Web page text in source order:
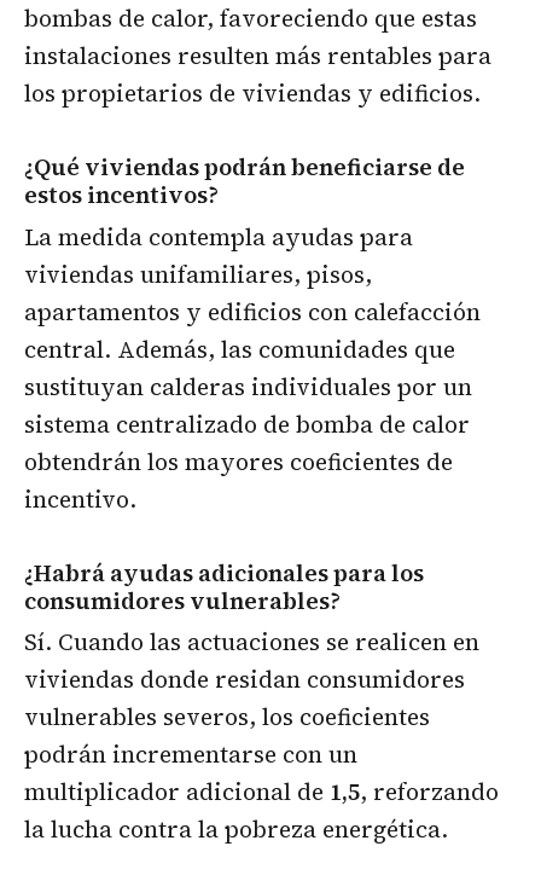
bombas de calor, favoreciendo que estas
instalaciones resulten más rentables para
los propietarios de viviendas y edificios.
¿Qué viviendas podrán beneficiarse de
estos incentivos?
La medida contempla ayudas para
viviendas unifamiliares, pisos,
apartamentos y edificios con calefacción
central. Además, las comunidades que
sustituyan calderas individuales por un
sistema centralizado de bomba de calor
obtendrán los mayores coeficientes de
incentivo.
¿Habrá ayudas adicionales para los
consumidores vulnerables?
Sí. Cuando las actuaciones se realicen en
viviendas donde residan consumidores
vulnerables severos, los coeficientes
podrán incrementarse con un
multiplicador adicional de 1,5, reforzando
la lucha contra la pobreza energética.